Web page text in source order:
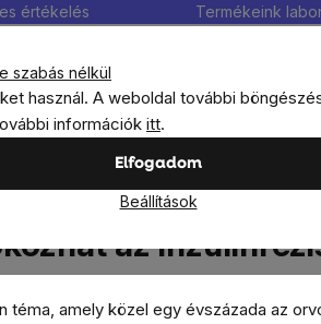
szabás nélkül
használ. A weboldal további
információk itt.
Elfogadom
Beállítások
értékelés Termékeink
Keresés
KedvezményekÉtrendkiegészítők
mindent okozhat az inzulinrezisztencia és
az
téma, amely közel egy évszázada az